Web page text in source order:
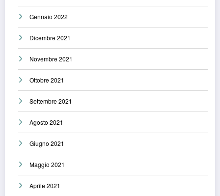
Gennaio 2022
Dicembre 2021
Novembre 2021
Ottobre 2021
Settembre 2021
Agosto 2021
Giugno 2021
Maggio 2021
Aprile 2021